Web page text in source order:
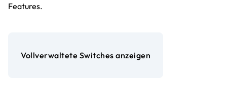
Features.
Vollverwaltete Switches anzeigen